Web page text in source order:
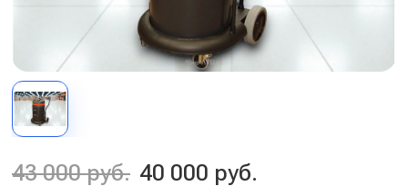
43 000 руб. 40 000 руб.